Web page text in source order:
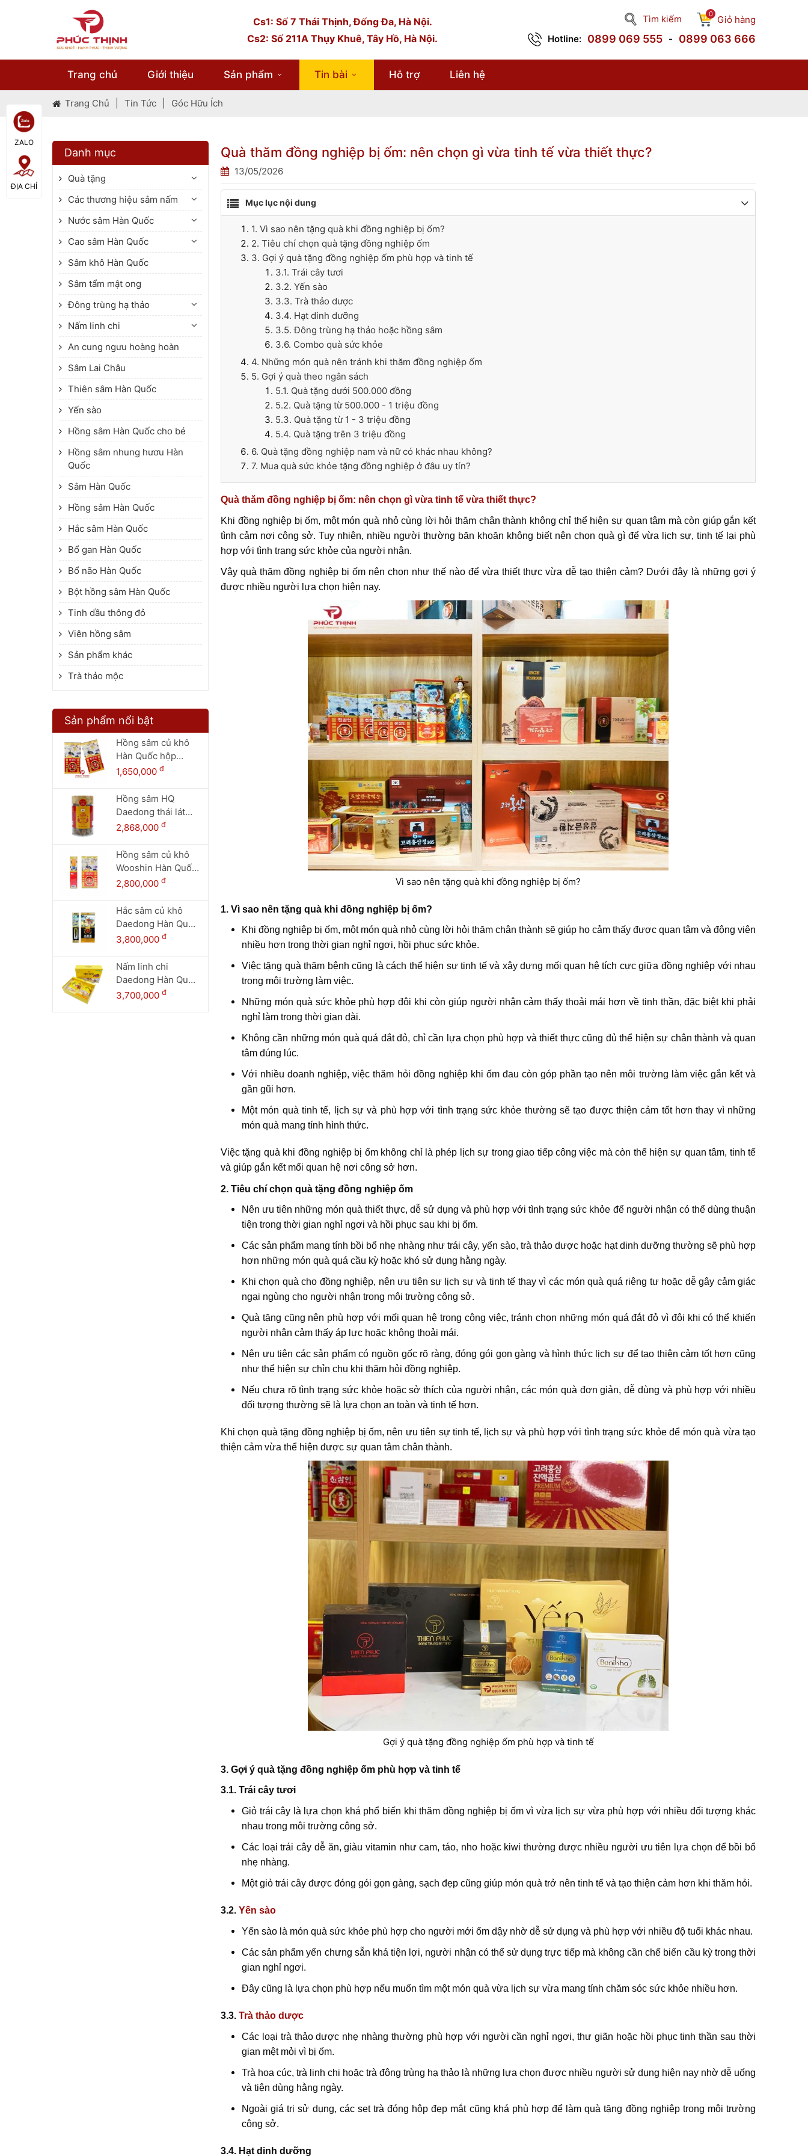
Cs1: Số 7 Thái Thịnh, Đống Đa, Hà Nội.
Cs2: Số 211A Thụy Khuê, Tây Hồ, Hà Nội.
Giỏ hàng
0
Tìm kiếm
Hotline: 0899 069 555 - 0899 063 666
Trang chủ Giới thiệu Sản phẩm Tin bài Hỗ trợ Liên hệ
Trang Chủ Tin Tức Góc Hữu Ích
Quà thăm đồng nghiệp bị ốm: nên chọn gì vừa tinh tế vừa thiết thực?
13/05/2026
Mục lục nội dung
1. Vì sao nên tặng quà khi đồng nghiệp bị ốm?
2. Tiêu chí chọn quà tặng đồng nghiệp ốm
3. Gợi ý quà tặng đồng nghiệp ốm phù hợp và tinh tế
3.1. Trái cây tươi
3.2. Yến sào
3.3. Trà thảo dược
3.4. Hạt dinh dưỡng
3.5. Đông trùng hạ thảo hoặc hồng sâm
3.6. Combo quà sức khỏe
4. Những món quà nên tránh khi thăm đồng nghiệp ốm
5. Gợi ý quà theo ngân sách
5.1. Quà tặng dưới 500.000 đồng
5.2. Quà tặng từ 500.000 - 1 triệu đồng
5.3. Quà tặng từ 1 - 3 triệu đồng
5.4. Quà tặng trên 3 triệu đồng
6. Quà tặng đồng nghiệp nam và nữ có khác nhau không?
7. Mua quà sức khỏe tặng đồng nghiệp ở đâu uy tín?
Quà thăm đồng nghiệp bị ốm: nên chọn gì vừa tinh tế vừa thiết thực?
Khi đồng nghiệp bị ốm, một món quà nhỏ cùng lời hỏi thăm chân thành không chỉ thể hiện sự quan tâm mà còn giúp gắn kết
tình cảm nơi công sở. Tuy nhiên, nhiều người thường băn khoăn không biết nên chọn quà gì để vừa lịch sự, tinh tế lại phù
hợp với tình trạng sức khỏe của người nhận.
Vậy quà thăm đồng nghiệp bị ốm nên chọn như thế nào để vừa thiết thực vừa dễ tạo thiện cảm? Dưới đây là những gợi ý
được nhiều người lựa chọn hiện nay.
Vì sao nên tặng quà khi đồng nghiệp bị ốm?
1. Vì sao nên tặng quà khi đồng nghiệp bị ốm?
Khi đồng nghiệp bị ốm, một món quà nhỏ cùng lời hỏi thăm chân thành sẽ giúp họ cảm thấy được quan tâm và động viên
nhiều hơn trong thời gian nghỉ ngơi, hồi phục sức khỏe.
Việc tặng quà thăm bệnh cũng là cách thể hiện sự tinh tế và xây dựng mối quan hệ tích cực giữa đồng nghiệp với nhau
trong môi trường làm việc.
Những món quà sức khỏe phù hợp đôi khi còn giúp người nhận cảm thấy thoải mái hơn về tinh thần, đặc biệt khi phải
nghỉ làm trong thời gian dài.
Không cần những món quà quá đắt đỏ, chỉ cần lựa chọn phù hợp và thiết thực cũng đủ thể hiện sự chân thành và quan
tâm đúng lúc.
Với nhiều doanh nghiệp, việc thăm hỏi đồng nghiệp khi ốm đau còn góp phần tạo nên môi trường làm việc gắn kết và
gần gũi hơn.
Một món quà tinh tế, lịch sự và phù hợp với tình trạng sức khỏe thường sẽ tạo được thiện cảm tốt hơn thay vì những
món quà mang tính hình thức.
Việc tặng quà khi đồng nghiệp bị ốm không chỉ là phép lịch sự trong giao tiếp công việc mà còn thể hiện sự quan tâm, tinh tế
và giúp gắn kết mối quan hệ nơi công sở hơn.
2. Tiêu chí chọn quà tặng đồng nghiệp ốm
Nên ưu tiên những món quà thiết thực, dễ sử dụng và phù hợp với tình trạng sức khỏe để người nhận có thể dùng thuận
tiện trong thời gian nghỉ ngơi và hồi phục sau khi bị ốm.
Các sản phẩm mang tính bồi bổ nhẹ nhàng như trái cây, yến sào, trà thảo dược hoặc hạt dinh dưỡng thường sẽ phù hợp
hơn những món quà quá cầu kỳ hoặc khó sử dụng hằng ngày.
Khi chọn quà cho đồng nghiệp, nên ưu tiên sự lịch sự và tinh tế thay vì các món quà quá riêng tư hoặc dễ gây cảm giác
ngại ngùng cho người nhận trong môi trường công sở.
Quà tặng cũng nên phù hợp với mối quan hệ trong công việc, tránh chọn những món quá đắt đỏ vì đôi khi có thể khiến
người nhận cảm thấy áp lực hoặc không thoải mái.
Nên ưu tiên các sản phẩm có nguồn gốc rõ ràng, đóng gói gọn gàng và hình thức lịch sự để tạo thiện cảm tốt hơn cũng
như thể hiện sự chỉn chu khi thăm hỏi đồng nghiệp.
Nếu chưa rõ tình trạng sức khỏe hoặc sở thích của người nhận, các món quà đơn giản, dễ dùng và phù hợp với nhiều
đối tượng thường sẽ là lựa chọn an toàn và tinh tế hơn.
Khi chọn quà tặng đồng nghiệp bị ốm, nên ưu tiên sự tinh tế, lịch sự và phù hợp với tình trạng sức khỏe để món quà vừa tạo
thiện cảm vừa thể hiện được sự quan tâm chân thành.
Gợi ý quà tặng đồng nghiệp ốm phù hợp và tinh tế
3. Gợi ý quà tặng đồng nghiệp ốm phù hợp và tinh tế
3.1. Trái cây tươi
Giỏ trái cây là lựa chọn khá phổ biến khi thăm đồng nghiệp bị ốm vì vừa lịch sự vừa phù hợp với nhiều đối tượng khác
nhau trong môi trường công sở.
Các loại trái cây dễ ăn, giàu vitamin như cam, táo, nho hoặc kiwi thường được nhiều người ưu tiên lựa chọn để bồi bổ
nhẹ nhàng.
Một giỏ trái cây được đóng gói gọn gàng, sạch đẹp cũng giúp món quà trở nên tinh tế và tạo thiện cảm hơn khi thăm hỏi.
3.2. Yến sào
Yến sào là món quà sức khỏe phù hợp cho người mới ốm dậy nhờ dễ sử dụng và phù hợp với nhiều độ tuổi khác nhau.
Các sản phẩm yến chưng sẵn khá tiện lợi, người nhận có thể sử dụng trực tiếp mà không cần chế biến cầu kỳ trong thời
gian nghỉ ngơi.
Đây cũng là lựa chọn phù hợp nếu muốn tìm một món quà vừa lịch sự vừa mang tính chăm sóc sức khỏe nhiều hơn.
3.3. Trà thảo dược
Các loại trà thảo dược nhẹ nhàng thường phù hợp với người cần nghỉ ngơi, thư giãn hoặc hồi phục tinh thần sau thời
gian mệt mỏi vì bị ốm.
Trà hoa cúc, trà linh chi hoặc trà đông trùng hạ thảo là những lựa chọn được nhiều người sử dụng hiện nay nhờ dễ uống
và tiện dùng hằng ngày.
Ngoài giá trị sử dụng, các set trà đóng hộp đẹp mắt cũng khá phù hợp để làm quà tặng đồng nghiệp trong môi trường
công sở.
3.4. Hạt dinh dưỡng
Danh mục
Quà tặng
Các thương hiệu sâm nấm
Nước sâm Hàn Quốc
Cao sâm Hàn Quốc
Sâm khô Hàn Quốc
Sâm tẩm mật ong
Đông trùng hạ thảo
Nấm linh chi
An cung ngưu hoàng hoàn
Sâm Lai Châu
Thiên sâm Hàn Quốc
Yến sào
Hồng sâm Hàn Quốc cho bé
Hồng sâm nhung hươu Hàn
Quốc
Sâm Hàn Quốc
Hồng sâm Hàn Quốc
Hắc sâm Hàn Quốc
Bổ gan Hàn Quốc
Bổ não Hàn Quốc
Bột hồng sâm Hàn Quốc
Tinh dầu thông đỏ
Viên hồng sâm
Sản phẩm khác
Trà thảo mộc
Sản phẩm nổi bật
Hồng sâm củ khô
Hàn Quốc hộp
thiếc 150g - 8 củ
1,650,000 đ
Hồng sâm HQ
Daedong thái lát
(200g dạng lọ)
2,868,000 đ
Hồng sâm củ khô
Wooshin Hàn Quốc
hộp thiếc 300g - 15
2,800,000 đ
Hắc sâm củ khô
Daedong Hàn Quốc
hộp thiếc 150g (6-
3,800,000 đ
Nấm linh chi
Daedong Hàn Quốc
hộp 1 kg
3,700,000 đ
ZALO
ĐỊA CHỈ